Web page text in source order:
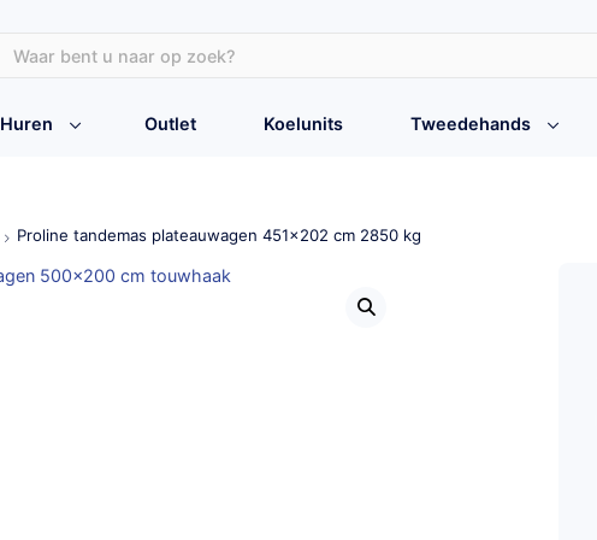
Huren Outlet Koelunits Tweedehands
Proline tandemas plateauwagen 451×202 cm 2850 kg